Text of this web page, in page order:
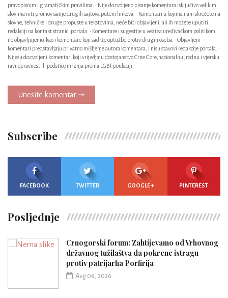
pravopisnim i gramatičkim pravilima. • Nije dozvoljeno pisanje komentara isključivo velikim
slovima niti promovisanje drugih sajtova putem linkova. • Komentari u kojima nam skrećete na
slovne, tehničke i druge propuste u tekstovima, neće biti objavljeni, ali ih možete uputiti
redakciji na kontakt stranici portala. • Komentare i sugestije u vezi sa uređivačkom politikom
ne objavljujemo, kao i komentare koji sadrže optužbe protiv drugih osoba. • Objavljeni
komentari predstavljaju privatno mišljenje autora komentara, i nisu stavovi redakcije portala. •
Nijesu dozvoljeni komentari koji vrijedjaju dostojanstvo Crne Gore,nacionalnu ,rodnu i vjersku
ravnopravnost ili podstice mrznja prema LGBT poulaciji.
Unesite komentar ⇾
Subscribe
FACEBOOK TWITTER GOOGLE + PINTEREST
Posljednje
Crnogorski forum: Zahtijevamo od Vrhovnog
državnog tužilaštva da pokrene istragu
protiv patrijarha Porfirija
Avg 06, 2026